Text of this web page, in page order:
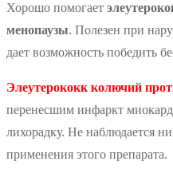
Хорошо помогает
менопаузы. Полезен при
дает возможность победить
Элеутерококк колючий
перенесшим инфаркт
лихорадку. Не наблюдается
применения этого препарата.